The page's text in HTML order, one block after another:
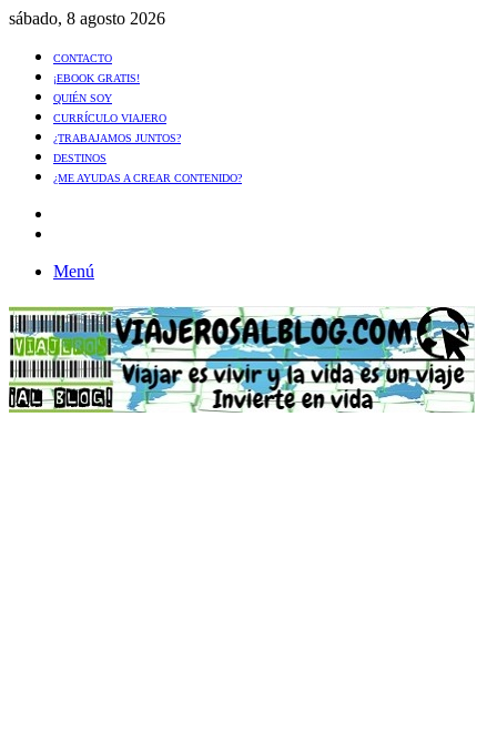
sábado, 8 agosto 2026
CONTACTO
¡EBOOK GRATIS!
QUIÉN SOY
CURRÍCULO VIAJERO
¿TRABAJAMOS JUNTOS?
DESTINOS
¿ME AYUDAS A CREAR CONTENIDO?
Menú